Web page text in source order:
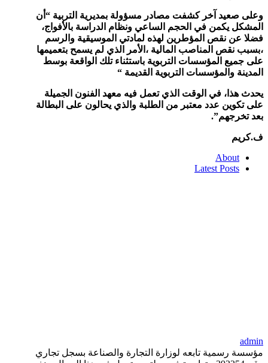
وعلى صعيد آخر كشفت مصادر مسؤولة بمديرية التربية “أن
المشكل يكمن في الحجم الساعي ونظام الدراسة بالأفواج،
فضلا عن نقص المؤطرين لهذه لمادتي الموسيقية والرسم
،بسبب نقص المناصب المالية ،الأمر الذي لم يسمح بتعميمها
على جميع المؤسسات التربوية باستثناء تلك الواقعة بوسط
المدينة والمؤسسات التربوية القديمة “
يحدث هذا، في الوقت الذي تعمل فيه معهد الفنون الجميلة
على تكوين عدد معتبر من الطلبة والذي يحالون على البطالة
بعد تخرجهم”.
ف.كريم
About
Latest Posts
admin
مؤسسة رسمية تابعه لوزارة التجارة والصناعة بسجل تجاري